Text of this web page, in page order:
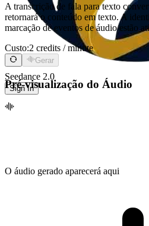
Seedance 2.0
Sign In
A transcrição de fala para texto
retornará o conteúdo em texto. A
marcação de eventos de áudio estão
Custo:2 credits / minute
Gerar
Pré-visualização do Áudio
O áudio gerado aparecerá aqui